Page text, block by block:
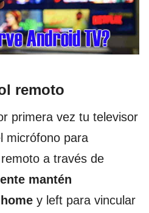
remoto
primera vez tu televisor
micrófono para
a través de
mantén
y left para vincular